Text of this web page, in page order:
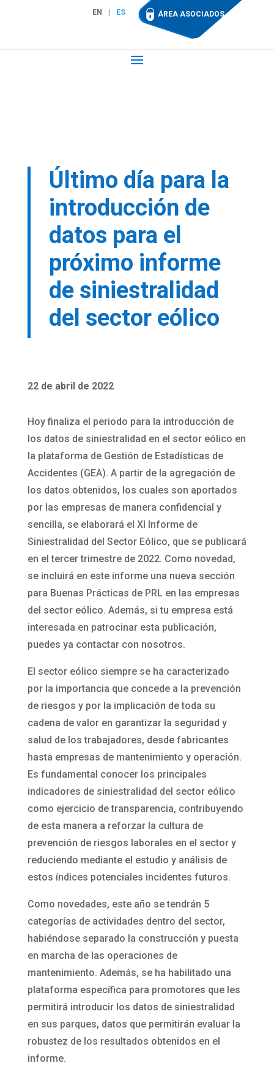
EN ES ÁREA ASOCIADOS
Último día para la
introducción de
datos para el
próximo informe
de siniestralidad
del sector eólico
22 de abril de 2022
Hoy finaliza el periodo para la introducción de
los datos de siniestralidad en el sector eólico en
la plataforma de Gestión de Estadísticas de
Accidentes (GEA). A partir de la agregación de
los datos obtenidos, los cuales son aportados
por las empresas de manera confidencial y
sencilla, se elaborará el XI Informe de
Siniestralidad del Sector Eólico, que se publicará
en el tercer trimestre de 2022. Como novedad,
se incluirá en este informe una nueva sección
para Buenas Prácticas de PRL en las empresas
del sector eólico. Además, si tu empresa está
interesada en patrocinar esta publicación,
puedes ya contactar con nosotros.
El sector eólico siempre se ha caracterizado
por la importancia que concede a la prevención
de riesgos y por la implicación de toda su
cadena de valor en garantizar la seguridad y
salud de los trabajadores, desde fabricantes
hasta empresas de mantenimiento y operación.
Es fundamental conocer los principales
indicadores de siniestralidad del sector eólico
como ejercicio de transparencia, contribuyendo
de esta manera a reforzar la cultura de
prevención de riesgos laborales en el sector y
reduciendo mediante el estudio y análisis de
estos índices potenciales incidentes futuros.
Como novedades, este año se tendrán 5
categorías de actividades dentro del sector,
habiéndose separado la construcción y puesta
en marcha de las operaciones de
mantenimiento. Además, se ha habilitado una
plataforma específica para promotores que les
permitirá introducir los datos de siniestralidad
en sus parques, datos que permitirán evaluar la
robustez de los resultados obtenidos en el
informe.